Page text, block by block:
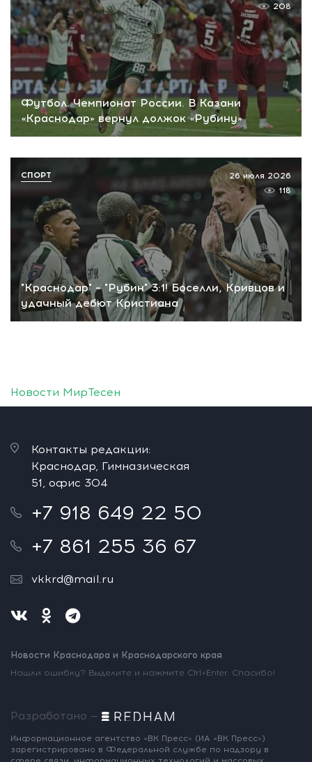
Футбол. Чемпионат России. В Казани
«Краснодар» вернул должок «Рубину»
208
"Краснодар" – "Рубин" 3:1! Боселли, Кривцов и
удачный дебют Кристиана
26 июля 2026
118
СПОРТ
Новости МирТесен
Контакты редакции:
Краснодар, Гимназическая
51, офис 304
+7 918 649 22 50
+7 861 255 36 67
vkkrd@mail.ru
Новости Краснодара и Краснодарского края
Нашли ошибку? Выделите и нажмите Ctrl+Enter. Спасибо!
Разработано —
Информационное агентство «ВК Пресс» (ИА «ВК Пресс»)
зарегистрировано в Федеральной службе по надзору в